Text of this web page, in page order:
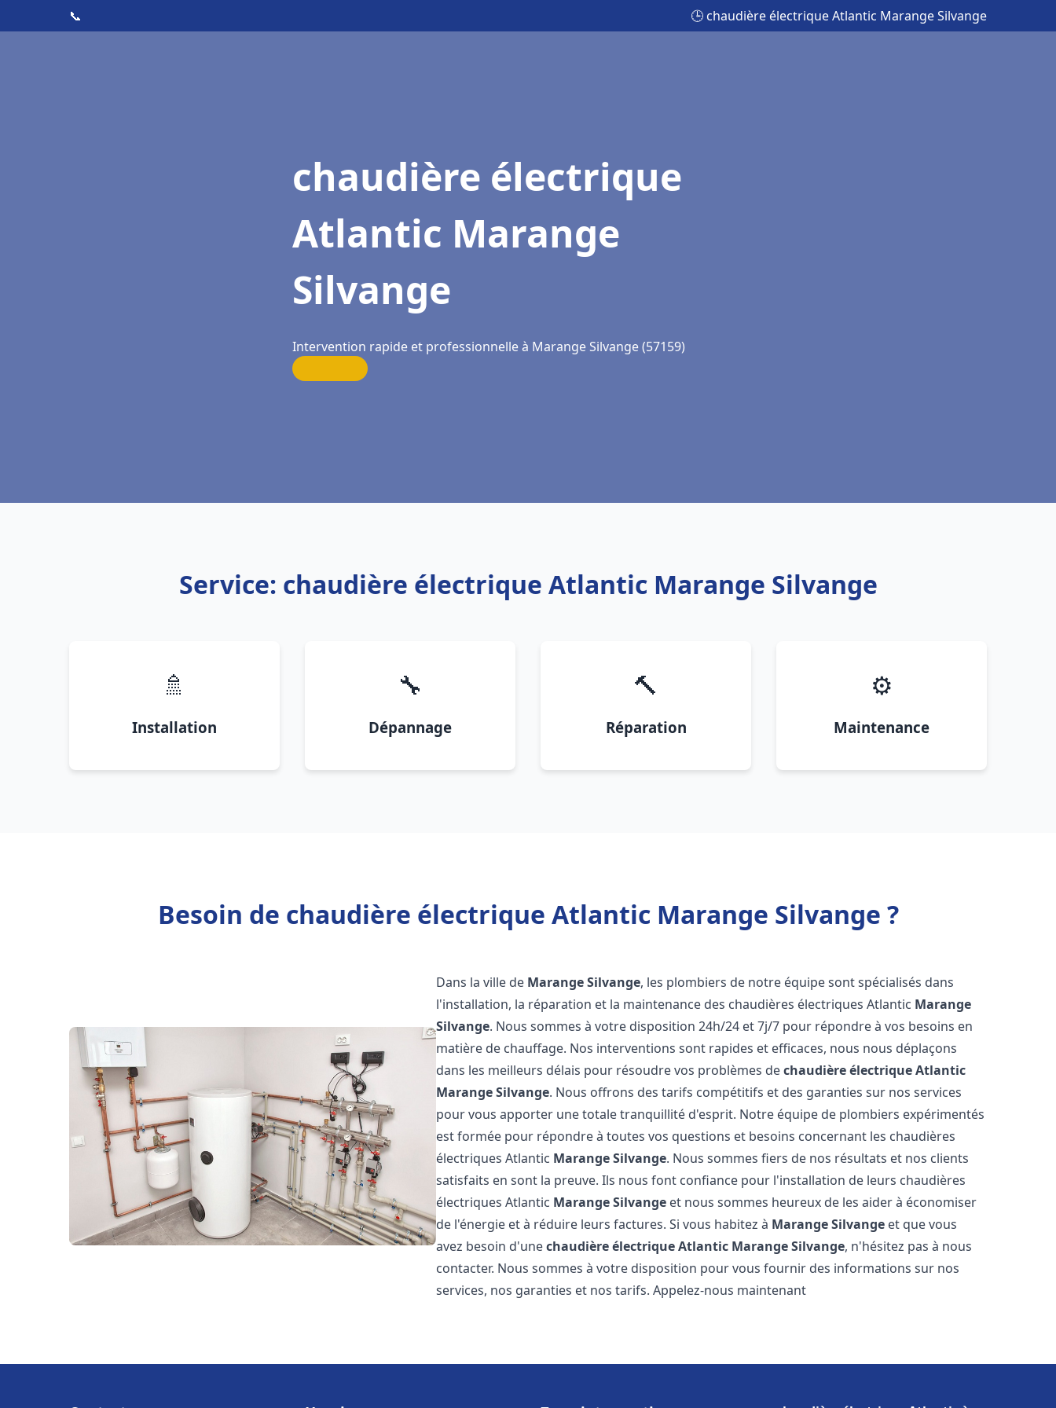
📞 🕒 chaudière électrique Atlantic Marange Silvange
chaudière électrique
Atlantic Marange
Silvange
Intervention rapide et professionnelle à Marange Silvange (57159)
Service: chaudière électrique Atlantic Marange Silvange
🚿
Installation
🔧
Dépannage
🔨
Réparation
⚙️
Maintenance
Besoin de chaudière électrique Atlantic Marange Silvange ?
Dans la ville de Marange Silvange, les plombiers de notre équipe sont spécialisés dans
l'installation, la réparation et la maintenance des chaudières électriques Atlantic Marange
Silvange. Nous sommes à votre disposition 24h/24 et 7j/7 pour répondre à vos besoins en
matière de chauffage. Nos interventions sont rapides et efficaces, nous nous déplaçons
dans les meilleurs délais pour résoudre vos problèmes dechaudière électrique Atlantic
Marange Silvange. Nous offrons des tarifs compétitifs et des garanties sur nos services
pour vous apporter une totale tranquillité d'esprit. Notre équipe de plombiers expérimentés
est formée pour répondre à toutes vos questions et besoins concernant les chaudières
électriques Atlantic Marange Silvange. Nous sommes fiers de nos résultats et nos clients
satisfaits en sont la preuve. Ils nous font confiance pour l'installation de leurs chaudières
électriques Atlantic Marange Silvange et nous sommes heureux de les aider à économiser
de l'énergie et à réduire leurs factures. Si vous habitez à Marange Silvange et que vous
avez besoin d'unechaudière électrique Atlantic Marange Silvange, n'hésitez pas à nous
contacter. Nous sommes à votre disposition pour vous fournir des informations sur nos
services, nos garanties et nos tarifs. Appelez-nous maintenant